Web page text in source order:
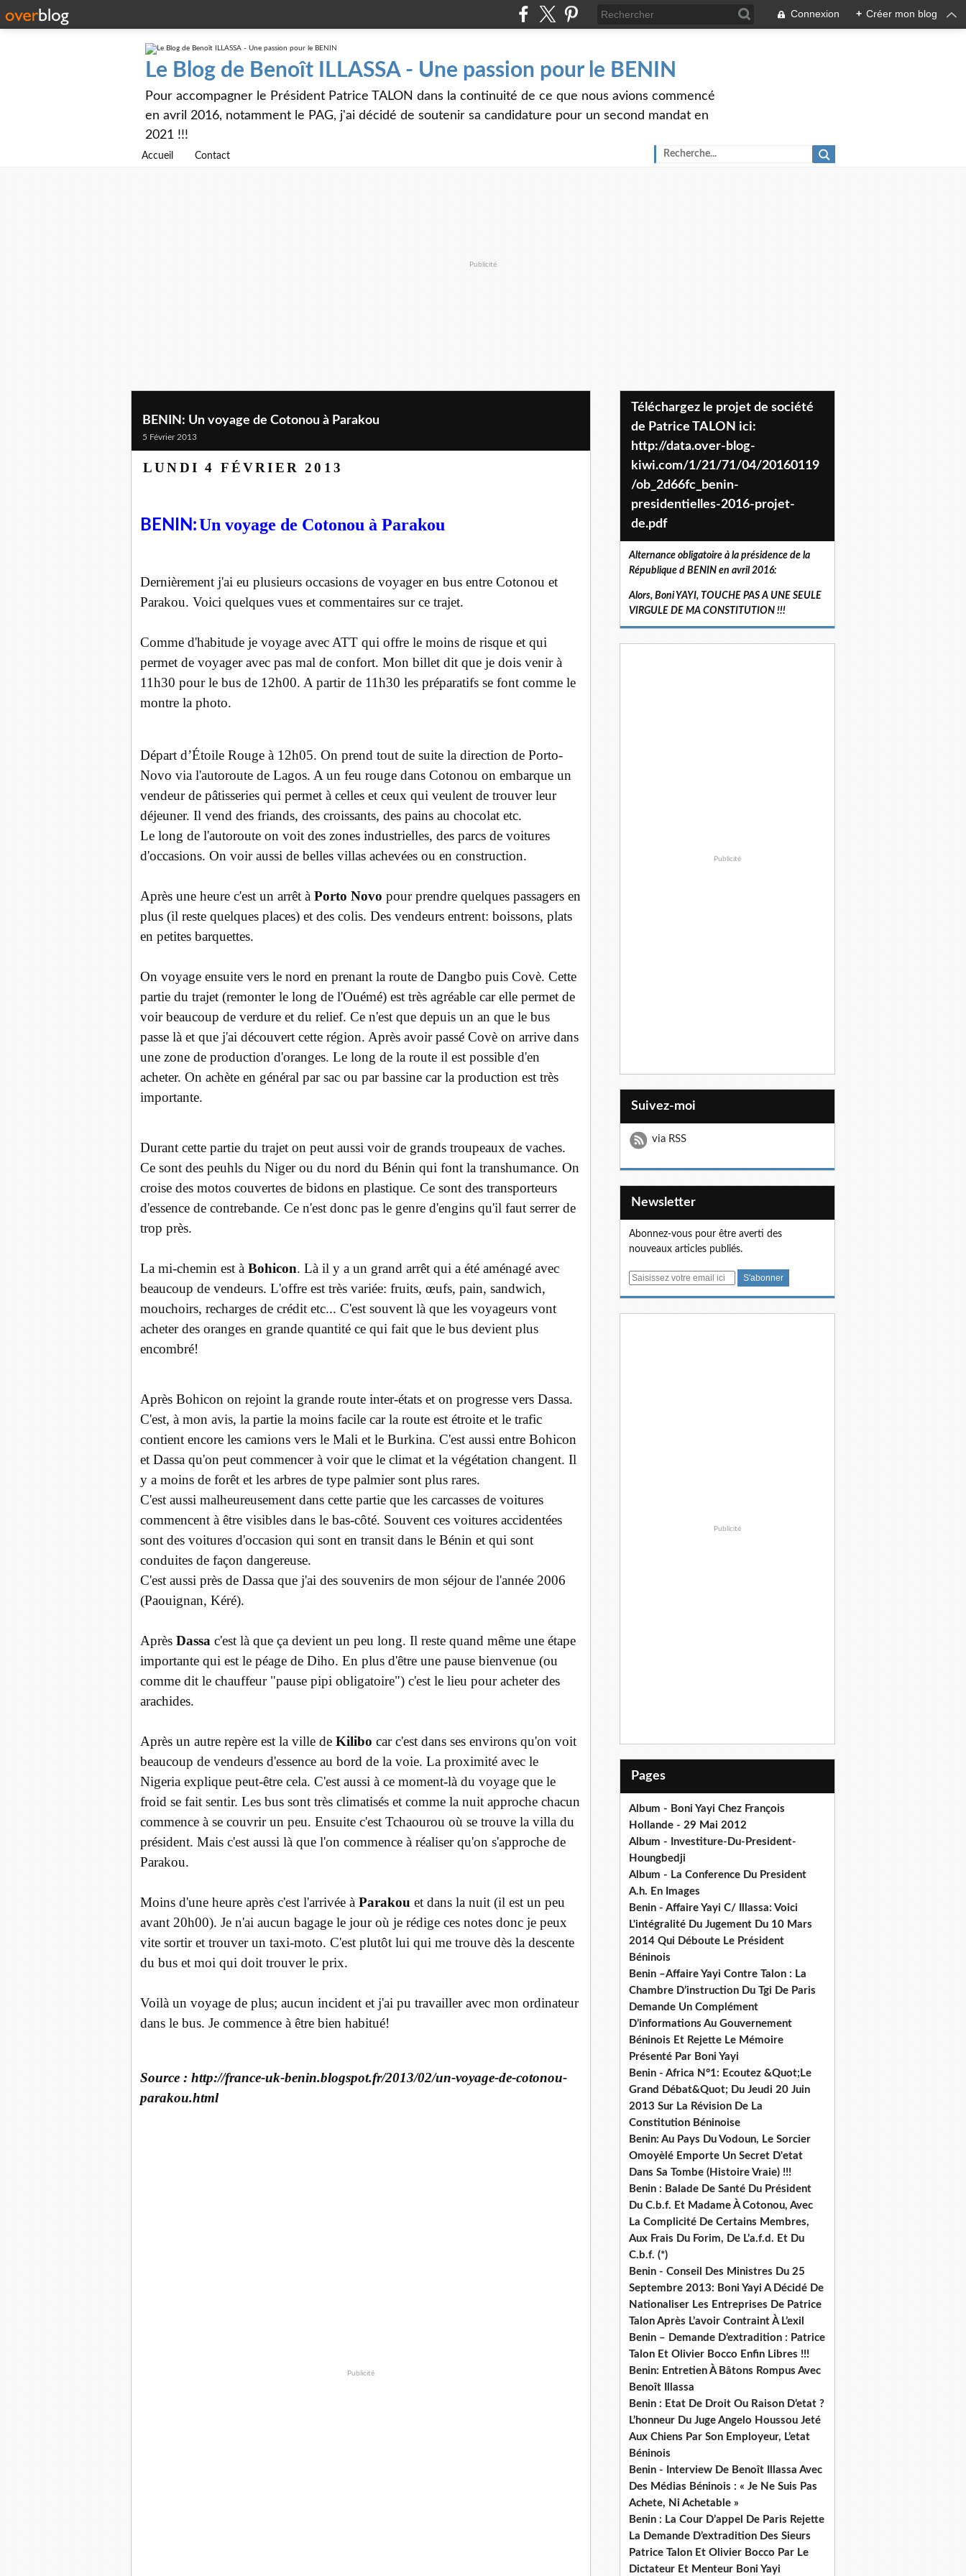
Connexion + Créer mon blog
Le Blog de Benoît ILLASSA - Une passion pour le BENIN
Pour accompagner le Président Patrice TALON dans la continuité de ce que nous avions commencé
en avril 2016, notamment le PAG, j'ai décidé de soutenir sa candidature pour un second mandat en
2021 !!!
Accueil Contact
Publicité
BENIN: Un voyage de Cotonou à Parakou
5 Février 2013
LUNDI 4 FÉVRIER 2013
BENIN:Un voyage de Cotonou à Parakou
Dernièrement j'ai eu plusieurs occasions de voyager en bus entre Cotonou et
Parakou. Voici quelques vues et commentaires sur ce trajet.
Comme d'habitude je voyage avec ATT qui offre le moins de risque et qui
permet de voyager avec pas mal de confort. Mon billet dit que je dois venir à
11h30 pour le bus de 12h00. A partir de 11h30 les préparatifs se font comme le
montre la photo.
Départ d’Étoile Rouge à 12h05. On prend tout de suite la direction de Porto-
Novo via l'autoroute de Lagos. A un feu rouge dans Cotonou on embarque un
vendeur de pâtisseries qui permet à celles et ceux qui veulent de trouver leur
déjeuner. Il vend des friands, des croissants, des pains au chocolat etc.
Le long de l'autoroute on voit des zones industrielles, des parcs de voitures
d'occasions. On voir aussi de belles villas achevées ou en construction.
Après une heure c'est un arrêt à Porto Novo pour prendre quelques passagers en
plus (il reste quelques places) et des colis. Des vendeurs entrent: boissons, plats
en petites barquettes.
On voyage ensuite vers le nord en prenant la route de Dangbo puis Covè. Cette
partie du trajet (remonter le long de l'Ouémé) est très agréable car elle permet de
voir beaucoup de verdure et du relief. Ce n'est que depuis un an que le bus
passe là et que j'ai découvert cette région. Après avoir passé Covè on arrive dans
une zone de production d'oranges. Le long de la route il est possible d'en
acheter. On achète en général par sac ou par bassine car la production est très
importante.
Durant cette partie du trajet on peut aussi voir de grands troupeaux de vaches.
Ce sont des peuhls du Niger ou du nord du Bénin qui font la transhumance. On
croise des motos couvertes de bidons en plastique. Ce sont des transporteurs
d'essence de contrebande. Ce n'est donc pas le genre d'engins qu'il faut serrer de
trop près.
La mi-chemin est à Bohicon. Là il y a un grand arrêt qui a été aménagé avec
beaucoup de vendeurs. L'offre est très variée: fruits, œufs, pain, sandwich,
mouchoirs, recharges de crédit etc... C'est souvent là que les voyageurs vont
acheter des oranges en grande quantité ce qui fait que le bus devient plus
encombré!
Après Bohicon on rejoint la grande route inter-états et on progresse vers Dassa.
C'est, à mon avis, la partie la moins facile car la route est étroite et le trafic
contient encore les camions vers le Mali et le Burkina. C'est aussi entre Bohicon
et Dassa qu'on peut commencer à voir que le climat et la végétation changent. Il
y a moins de forêt et les arbres de type palmier sont plus rares.
C'est aussi malheureusement dans cette partie que les carcasses de voitures
commencent à être visibles dans le bas-côté. Souvent ces voitures accidentées
sont des voitures d'occasion qui sont en transit dans le Bénin et qui sont
conduites de façon dangereuse.
C'est aussi près de Dassa que j'ai des souvenirs de mon séjour de l'année 2006
(Paouignan, Kéré).
Après Dassa c'est là que ça devient un peu long. Il reste quand même une étape
importante qui est le péage de Diho. En plus d'être une pause bienvenue (ou
comme dit le chauffeur "pause pipi obligatoire") c'est le lieu pour acheter des
arachides.
Après un autre repère est la ville de Kilibo car c'est dans ses environs qu'on voit
beaucoup de vendeurs d'essence au bord de la voie. La proximité avec le
Nigeria explique peut-être cela. C'est aussi à ce moment-là du voyage que le
froid se fait sentir. Les bus sont très climatisés et comme la nuit approche chacun
commence à se couvrir un peu. Ensuite c'est Tchaourou où se trouve la villa du
président. Mais c'est aussi là que l'on commence à réaliser qu'on s'approche de
Parakou.
Moins d'une heure après c'est l'arrivée à Parakou et dans la nuit (il est un peu
avant 20h00). Je n'ai aucun bagage le jour où je rédige ces notes donc je peux
vite sortir et trouver un taxi-moto. C'est plutôt lui qui me trouve dès la descente
du bus et moi qui doit trouver le prix.
Voilà un voyage de plus; aucun incident et j'ai pu travailler avec mon ordinateur
dans le bus. Je commence à être bien habitué!
Source : http://france-uk-benin.blogspot.fr/2013/02/un-voyage-de-cotonou-
parakou.html
Publicité
Téléchargez le projet de société
de Patrice TALON ici:
http://data.over-blog-
kiwi.com/1/21/71/04/20160119
/ob_2d66fc_benin-
presidentielles-2016-projet-
de.pdf
Alternance obligatoire à la présidence de la
République d BENIN en avril 2016:
Alors, Boni YAYI, TOUCHE PAS A UNE SEULE
VIRGULE DE MA CONSTITUTION !!!
Publicité
Suivez-moi
via RSS
Newsletter
Abonnez-vous pour être averti des
nouveaux articles publiés.
E
Publicité
Pages
Album - Boni Yayi Chez François
Hollande - 29 Mai 2012
Album - Investiture-Du-President-
Houngbedji
Album - La Conference Du President
A.h. En Images
Benin - Affaire Yayi C/ Illassa: Voici
L'intégralité Du Jugement Du 10 Mars
2014 Qui Déboute Le Président
Béninois
Benin –Affaire Yayi Contre Talon : La
Chambre D’instruction Du Tgi De Paris
Demande Un Complément
D’informations Au Gouvernement
Béninois Et Rejette Le Mémoire
Présenté Par Boni Yayi
Benin - Africa N°1: Ecoutez &Quot;Le
Grand Débat&Quot; Du Jeudi 20 Juin
2013 Sur La Révision De La
Constitution Béninoise
Benin: Au Pays Du Vodoun, Le Sorcier
Omoyèlé Emporte Un Secret D'etat
Dans Sa Tombe (Histoire Vraie) !!!
Benin : Balade De Santé Du Président
Du C.b.f. Et Madame À Cotonou, Avec
La Complicité De Certains Membres,
Aux Frais Du Forim, De L’a.f.d. Et Du
C.b.f. (*)
Benin - Conseil Des Ministres Du 25
Septembre 2013: Boni Yayi A Décidé De
Nationaliser Les Entreprises De Patrice
Talon Après L’avoir Contraint À L’exil
Benin – Demande D’extradition : Patrice
Talon Et Olivier Bocco Enfin Libres !!!
Benin: Entretien À Bâtons Rompus Avec
Benoît Illassa
Benin : Etat De Droit Ou Raison D’etat ?
L’honneur Du Juge Angelo Houssou Jeté
Aux Chiens Par Son Employeur, L’etat
Béninois
Benin - Interview De Benoît Illassa Avec
Des Médias Béninois : « Je Ne Suis Pas
Achete, Ni Achetable »
Benin : La Cour D’appel De Paris Rejette
La Demande D’extradition Des Sieurs
Patrice Talon Et Olivier Bocco Par Le
Dictateur Et Menteur Boni Yayi